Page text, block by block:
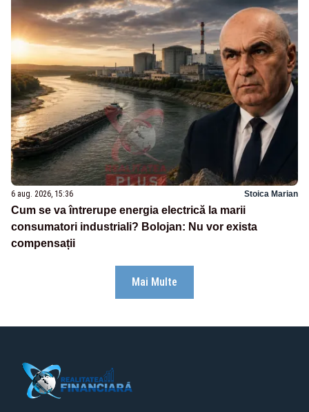
6 aug. 2026, 15:36 Stoica Marian
Cum se va întrerupe energia electrică la marii
consumatori industriali? Bolojan: Nu vor exista
compensații
Mai Multe